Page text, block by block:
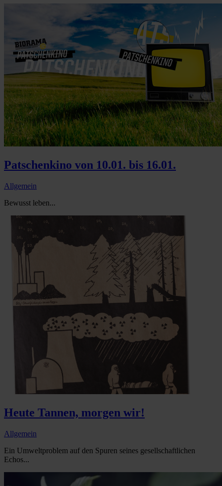
Patschenkino von 10.01. bis 16.01.
Allgemein
Bewusst leben...
Heute Tannen, morgen wir!
Allgemein
Ein Umweltproblem auf den Spuren seines gesellschaftlichen
Echos...